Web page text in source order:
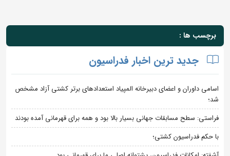
برچسب ها :
جدید ترین اخبار فدراسیون
اسامی داوران و اعضای دبیرخانه المپیاد استعدادهای برتر کشتی آزاد مشخص
شد؛
فراستی: سطح مسابقات جهانی بسیار بالا بود و همه برای قهرمانی آمده بودند
با حکم فدراسیون کشتی؛